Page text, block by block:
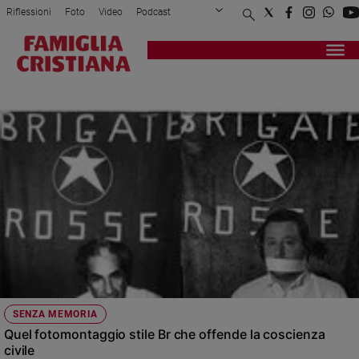
Attualità
Politica
Mondo
Economia
giustizia
Sport
Papa
Papa
Riflessioni Foto Video Podcast
Privacy Policy Chi siamo
Registrati Redazione
SENZA MEMORIA
Quel fotomontaggio stile Br che offende la coscienza
civile